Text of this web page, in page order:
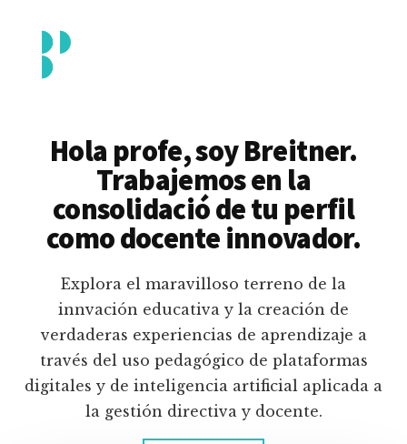
contenido
principal
menu
Piedrahita
docente
pedagógico
educativas
digitales
inteligencia
artificial.
Hola profe, soy Breitner.
Trabajemos en la
consolidació de tu perfil
como docente innovador.
Explora el maravilloso terreno de la
innvación educativa y la creación de
verdaderas experiencias de aprendizaje a
través del uso pedagógico de plataformas
digitales y de inteligencia artificial aplicada a
la gestión directiva y docente.